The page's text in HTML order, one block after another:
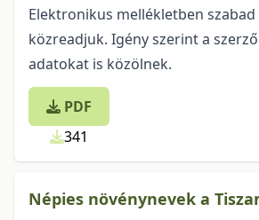
Elektronikus mellékletben
közreadjuk. Igény szerint a
adatokat is közölnek.
PDF
341
Népies növénynevek a